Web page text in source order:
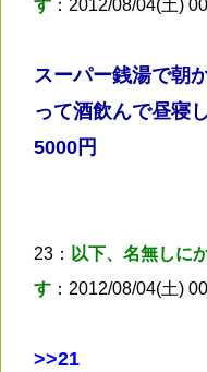
す ：2012/08/04(土)
スーパー銭湯で朝
って酒飲んで昼寝
5000円
23： 以下、名無しに
す ：2012/08/04(土)
>>21